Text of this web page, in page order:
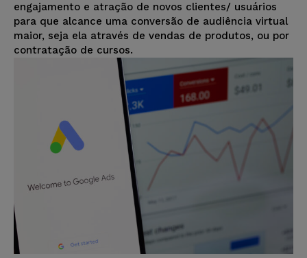
engajamento e atração de novos clientes/ usuários
para que alcance uma conversão de audiência virtual
maior, seja ela através de vendas de produtos, ou por
contratação de cursos.